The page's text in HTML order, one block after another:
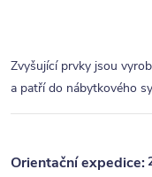
Zvyšující prvky jsou
a patří do nábytkového